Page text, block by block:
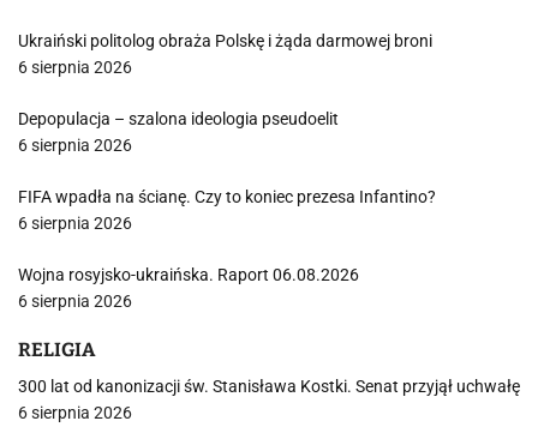
Ukraiński politolog obraża Polskę i żąda darmowej broni
6 sierpnia 2026
Depopulacja – szalona ideologia pseudoelit
6 sierpnia 2026
FIFA wpadła na ścianę. Czy to koniec prezesa Infantino?
6 sierpnia 2026
Wojna rosyjsko-ukraińska. Raport 06.08.2026
6 sierpnia 2026
RELIGIA
300 lat od kanonizacji św. Stanisława Kostki. Senat przyjął uchwałę
6 sierpnia 2026